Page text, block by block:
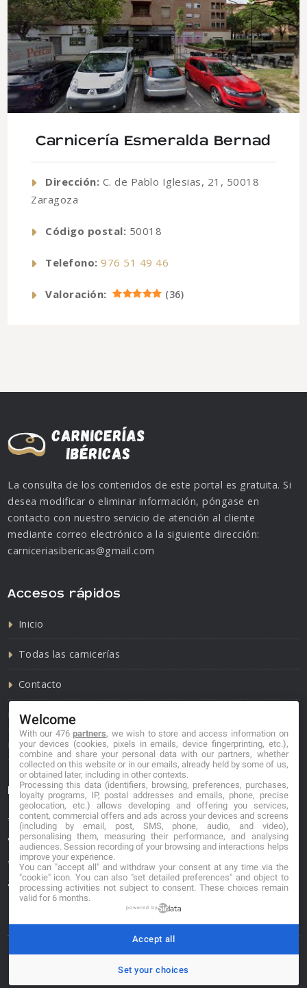
Carnicería Esmeralda Bernad
Dirección: C. de Pablo Iglesias, 21, 50018
Zaragoza
Código postal: 50018
Telefono: 976 51 49 46
Valoración: (36)
La consulta de los contenidos de este portal es gratuita. Si
desea modificar o eliminar información, póngase en
contacto con nuestro servicio de atención al cliente
mediante correo electrónico a la siguiente dirección:
carniceriasibericas@gmail.com
Accesos rápidos
Inicio
Todas las carnicerías
Contacto
Política de cookies
Política de privacidad
Información de contacto
*No se garantiza que los datos mostrados estén
actualizados.
** Los precios mostrados son estimaciones y no se
garantiza su veracidad.
© 2026. carniceriasibericas.com
Welcome
With our 476partners, we wish to store and access information on
your devices (cookies, pixels in emails, device fingerprinting, etc.),
combine and share your personal data with our partners, whether
collected on this website or in our emails, already held by some of us,
or obtained later, including in other contexts.
Processing this data (identifiers, browsing, preferences, purchases,
loyalty programs, IP, postal addresses and emails, phone, precise
geolocation, etc.) allows developing and offering you services,
content, commercial offers and ads across your devices and screens
(including by email, post, SMS, phone, audio, and video),
personalising them, measuring their performance, and analysing
audiences. Session recording of your browsing and interactions helps
improve your experience.
You can "accept all" and withdraw your consent at any time via the
"cookie" icon. You can also "set detailed preferences" and object to
processing activities not subject to consent. These choices remain
valid for 6 months.
powered by
Set your choices
Accept all